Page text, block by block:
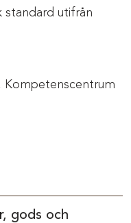
standard utifrån
Kompetenscentrum
gods och